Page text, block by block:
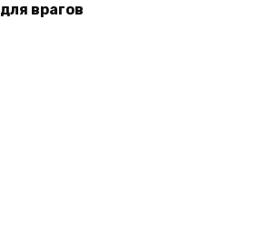
для врагов